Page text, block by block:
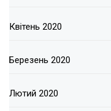
Квітень 2020
Березень 2020
Лютий 2020